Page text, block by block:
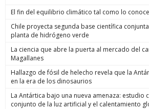
El fin del equilibrio climático tal como lo
Chile proyecta segunda base científica
planta de hidrógeno verde
La ciencia que abre la puerta al mercado del
Magallanes
Hallazgo de fósil de helecho revela que la
en la era de los dinosaurios
La Antártica bajo una nueva amenaza: estudio
conjunto de la luz artificial y el calentamiento